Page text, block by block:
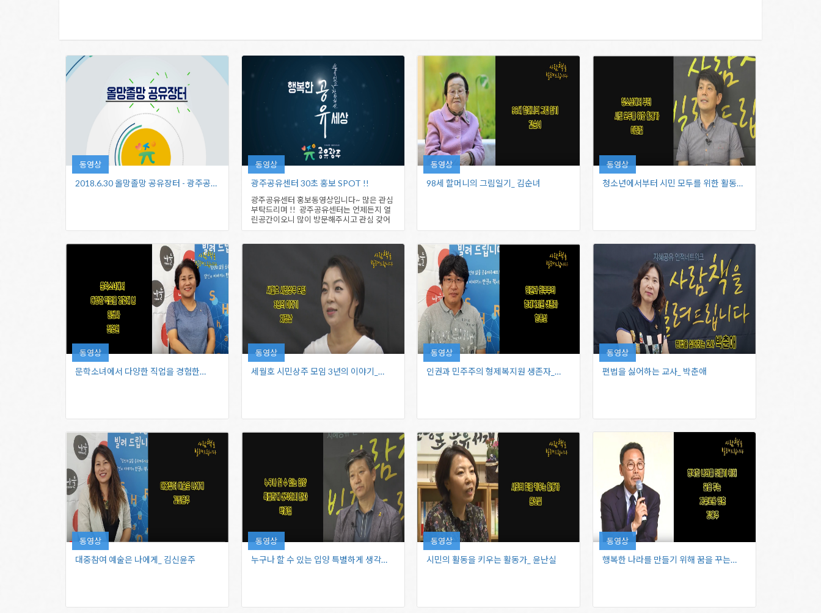
동영상
2018.6.30 올망졸망 공유장터 - 광주공유센터
동영상
광주공유센터 30초 홍보 SPOT !!
광주공유센터 홍보동영상입니다~ 많은 관심
부탁드리며 !! 광주공유센터는 언제든지 열
린공간이오니 많이 방문해주시고 관심 갖어
주세요 ~
동영상
98세 할머니의 ​그림일기_ 김순녀
동영상
청소년에서부터 ​시민 모두를 위한 활동가_…
동영상
문학소녀에서 ​다양한 직업을 경험한…
동영상
세월호 시민상주 모임 ​3년의 이야기_…
동영상
인권과 민주주의 ​형제복지원 생존자_…
동영상
편법을 싫어하는 ​교사_ 박춘애
동영상
대중참여 예술은 ​나에게_ 김신윤주
동영상
누구나 할 수 있는 입양 ​특별하게 생각하지…
동영상
시민의 활동을 키우는 ​활동가_ 윤난실
동영상
행복한 나라를 만들기 위해 꿈을 꾸는…